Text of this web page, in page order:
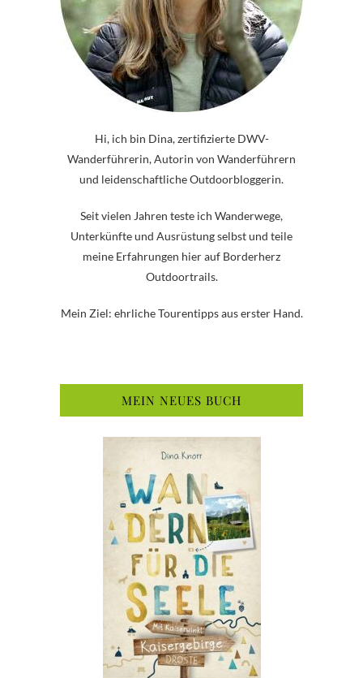
Hi, ich bin Dina, zertifizierte DWV-
Wanderführerin, Autorin von Wanderführern
und leidenschaftliche Outdoorbloggerin.
Seit vielen Jahren teste ich Wanderwege,
Unterkünfte und Ausrüstung selbst und teile
meine Erfahrungen hier auf Borderherz
Outdoortrails.
Mein Ziel: ehrliche Tourentipps aus erster Hand.
MEIN NEUES BUCH